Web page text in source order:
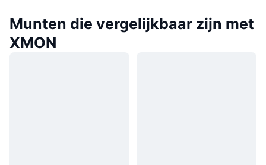
Munten die vergelijkbaar zijn met
XMON